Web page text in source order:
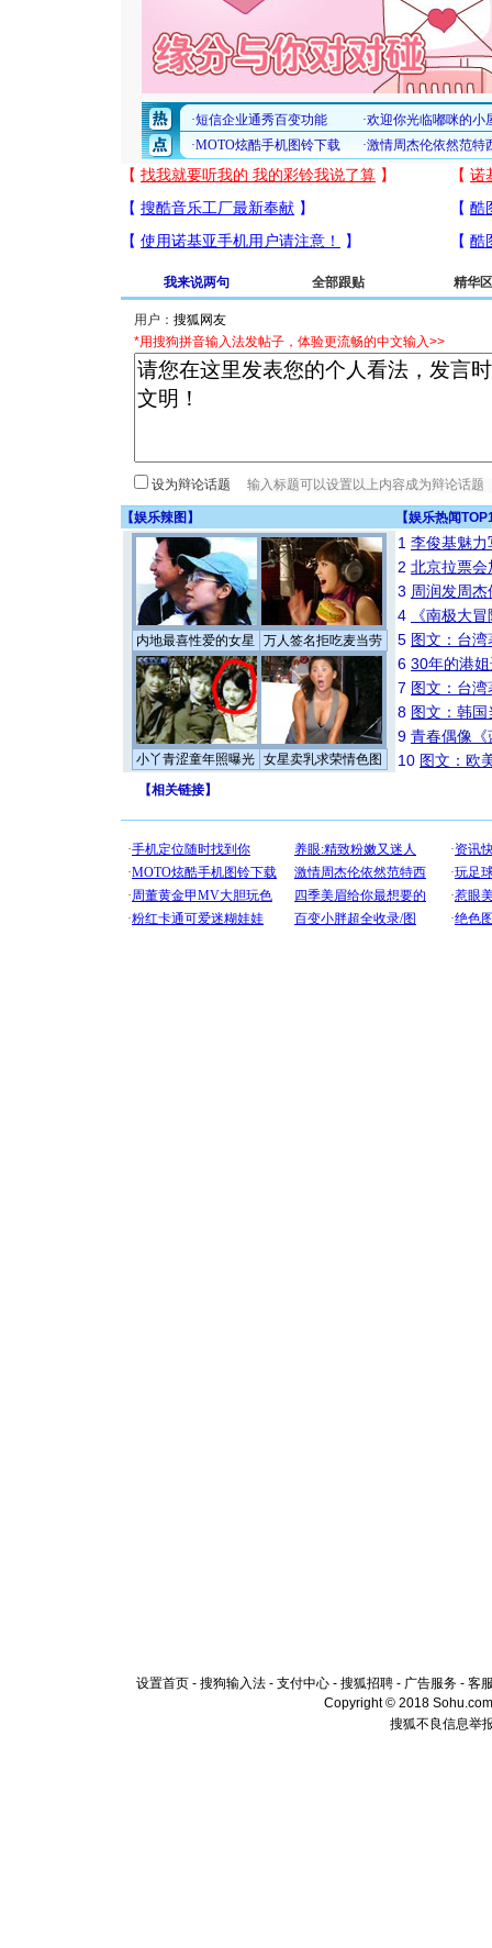
我来说两句 全部跟贴 精华区
用户：
*用搜狗拼音输入法发帖子，体验更流畅的中文输入>>
设为辩论话题
【娱乐辣图 】 【娱乐热闻
内地最喜性爱的女星 万人签名拒吃麦当劳
小丫青涩童年照曝光 女星卖乳求荣情色图
1 李俊基魅力
2 北京拉票
3 周润发周
4
《南极大
5 图文：台
6 30年的港
7 图文：台
8 图文：韩
9 青春偶像《
10 图文：欧
【相关链接】
设置首页 - 搜狗输入法 - 支付中心 - 搜狐招聘 - 广告服务 - 客
Copyright © 2018
搜狐不良信息举